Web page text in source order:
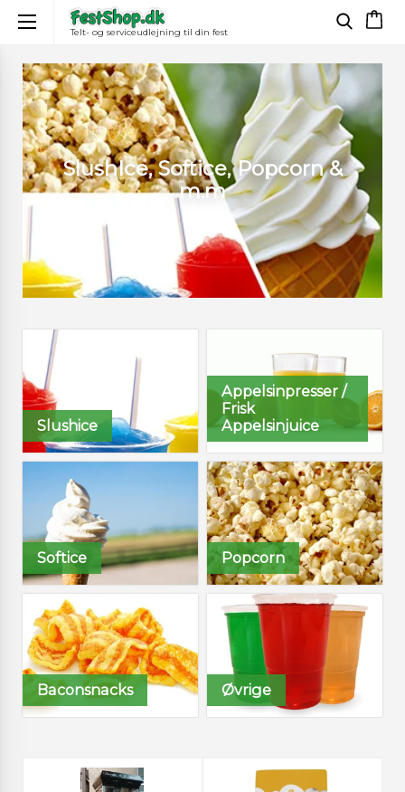
Telt- og serviceudlejning til din fest
×
SlushIce, Softice, Popcorn &
m.m
Slushice
Appelsinpresser /
Frisk
Appelsinjuice
Softice Popcorn
Baconsnacks Øvrige